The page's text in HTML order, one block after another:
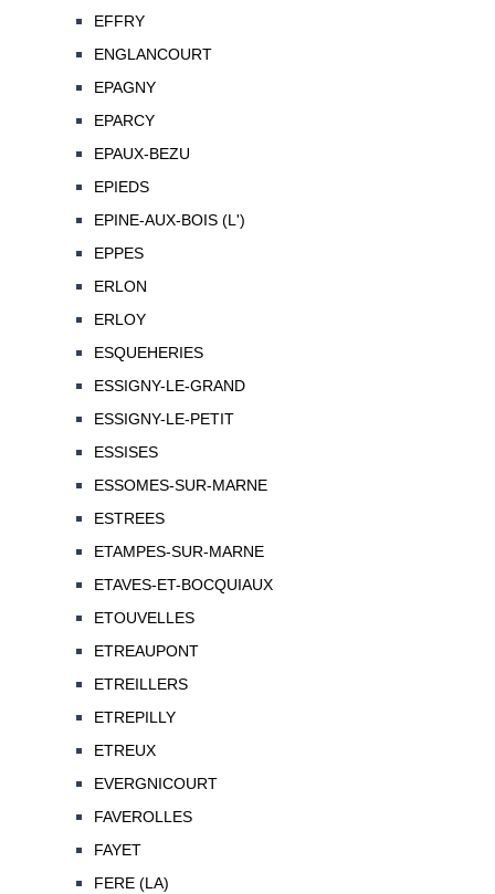
EFFRY
ENGLANCOURT
EPAGNY
EPARCY
EPAUX-BEZU
EPIEDS
EPINE-AUX-BOIS (L')
EPPES
ERLON
ERLOY
ESQUEHERIES
ESSIGNY-LE-GRAND
ESSIGNY-LE-PETIT
ESSISES
ESSOMES-SUR-MARNE
ESTREES
ETAMPES-SUR-MARNE
ETAVES-ET-BOCQUIAUX
ETOUVELLES
ETREAUPONT
ETREILLERS
ETREPILLY
ETREUX
EVERGNICOURT
FAVEROLLES
FAYET
FERE (LA)